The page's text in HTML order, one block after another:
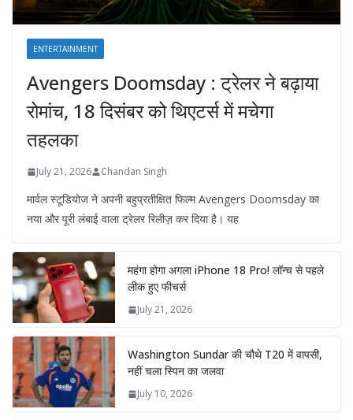
ENTERTAINMENT
Avengers Doomsday : ट्रेलर ने बढ़ाया
रोमांच, 18 दिसंबर को थिएटर्स में मचेगा
तहलका
July 21, 2026 Chandan Singh
मार्वल स्टूडियोज ने अपनी बहुप्रतीक्षित फिल्म Avengers Doomsday का
नया और पूरी लंबाई वाला ट्रेलर रिलीज़ कर दिया है। यह
महंगा होगा अगला iPhone 18 Pro! लॉन्च से पहले
लीक हुए फीचर्स
July 21, 2026
Washington Sundar की चौथे T20 में वापसी,
नहीं चला स्पिन का जलवा
July 10, 2026